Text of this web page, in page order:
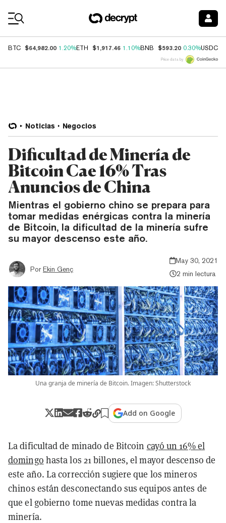
BTC $64,982.00 1.20%ETH $1,917.46 1.10%BNB $593.20 0.30%USDC
Price data by
Noticias Negocios
Dificultad de Minería de
Bitcoin Cae 16% Tras
Anuncios de China
Mientras el gobierno chino se prepara para
tomar medidas enérgicas contra la minería
de Bitcoin, la dificultad de la minería sufre
su mayor descenso este año.
Por Ekin Genç
May 30, 2021
2 min lectura
Una granja de minería de Bitcoin. Imagen: Shutterstock
Add on Google
La dificultad de minado de Bitcoin cayó un 16% el
domingo hasta los 21 billones, el mayor descenso de
este año. La corrección sugiere que los mineros
chinos están desconectando sus equipos antes de
que el gobierno tome nuevas medidas contra la
minería.